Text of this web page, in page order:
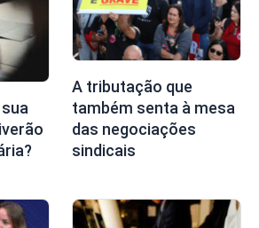
A tributação que
também senta à mesa
das negociações
sindicais